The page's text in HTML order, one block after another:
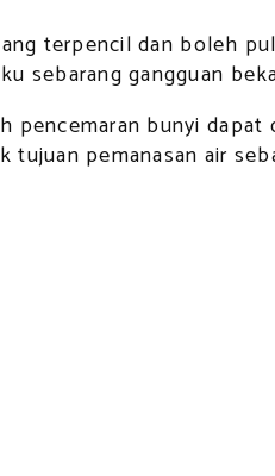
terpencil dan boleh
sebarang gangguan
bunyi
pemanasan air